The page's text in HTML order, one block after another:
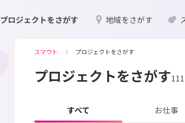
プロジェクトをさがす 地域をさがす
スマウト プロジェクトをさがす
プロジェクトをさがす
すべて お仕事